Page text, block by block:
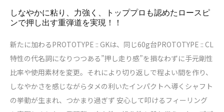
しなやかに粘り、力強く、トッププロも認めたロースピ
ンで押し出す重弾道を実現！！
新たに加わるPROTOTYPE :: GKは、同じ60g台PROTOTYPE :: CL
特性の代名詞になりつつある”押し走り感”を損なわずに手元剛性
比率や使用素材を変更。それにより切り返しで程よい間を作り、
しなやかさを感じながらタメの利いたインパクトへ導くシャフト
の挙動が生まれ、つかまり過ぎず 安心して叩けるフィーリング